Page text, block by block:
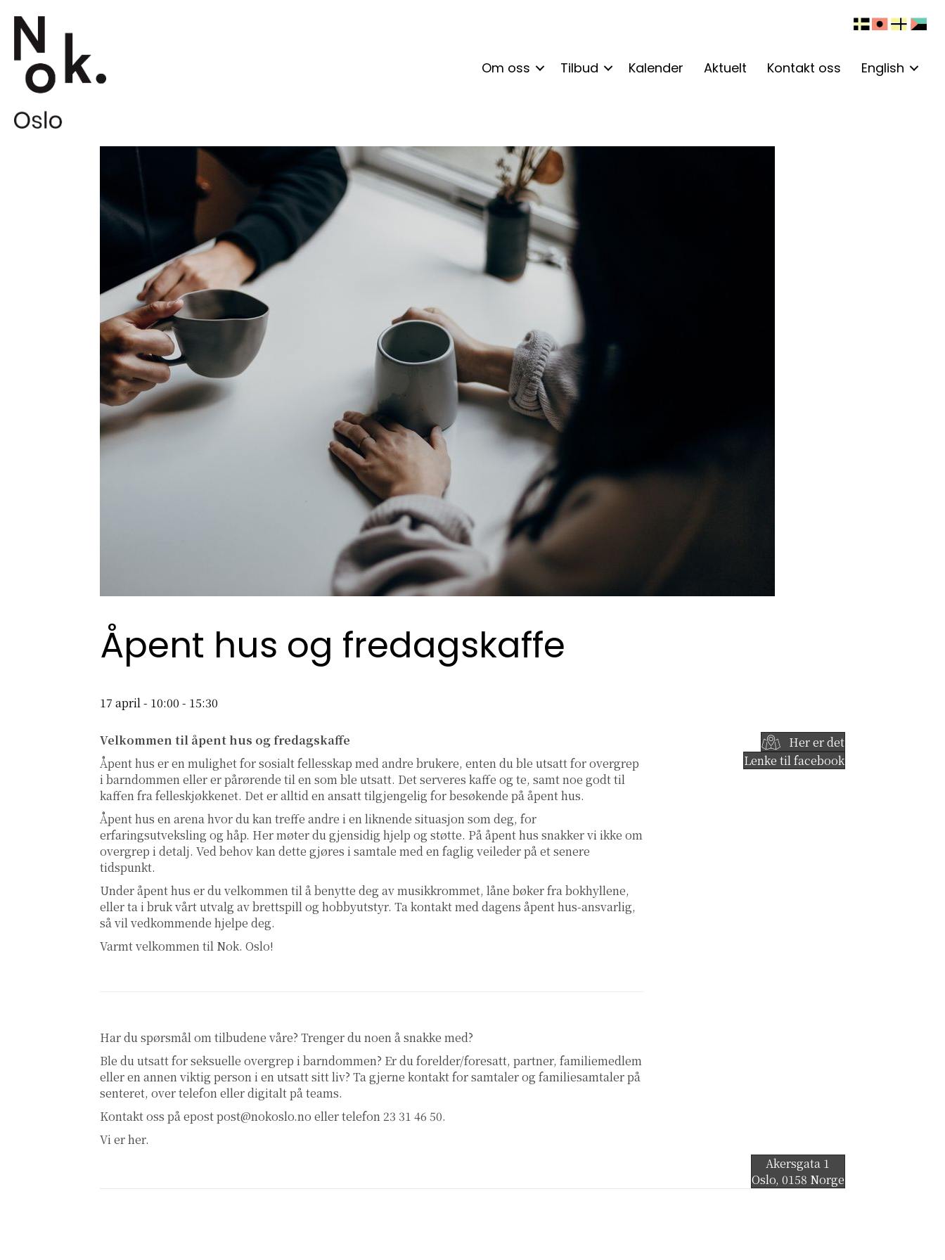
Om oss Tilbud Kalender Aktuelt Kontakt oss English
Åpent hus og fredagskaffe
17 april - 10:00 - 15:30
Velkommen til åpent hus og fredagskaffe
Åpent hus er en mulighet for sosialt fellesskap med andre brukere, enten du ble utsatt for overgrep
i barndommen eller er pårørende til en som ble utsatt. Det serveres kaffe og te, samt noe godt til
kaffen fra felleskjøkkenet. Det er alltid en ansatt tilgjengelig for besøkende på åpent hus.
Åpent hus en arena hvor du kan treffe andre i en liknende situasjon som deg, for
erfaringsutveksling og håp. Her møter du gjensidig hjelp og støtte. På åpent hus snakker vi ikke om
overgrep i detalj. Ved behov kan dette gjøres i samtale med en faglig veileder på et senere
tidspunkt.
Under åpent hus er du velkommen til å benytte deg av musikkrommet, låne bøker fra bokhyllene,
eller ta i bruk vårt utvalg av brettspill og hobbyutstyr. Ta kontakt med dagens åpent hus-ansvarlig,
så vil vedkommende hjelpe deg.
Varmt velkommen til Nok. Oslo!
Har du spørsmål om tilbudene våre? Trenger du noen å snakke med?
Ble du utsatt for seksuelle overgrep i barndommen? Er du forelder/foresatt, partner, familiemedlem
eller en annen viktig person i en utsatt sitt liv? Ta gjerne kontakt for samtaler og familiesamtaler på
senteret, over telefon eller digitalt på teams.
Kontakt oss på epostpost@nokoslo.no eller telefon 23 31 46 50.
Vi er her.
Her er det
Lenke til facebook
Akersgata 1
Oslo, 0158 Norge